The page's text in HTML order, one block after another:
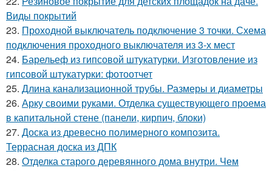
Виды покрытий
23. Проходной выключатель подключение 3 точки. Схема
подключения проходного выключателя из 3-х мест
24. Барельеф из гипсовой штукатурки. Изготовление из
гипсовой штукатурки: фотоотчет
25. Длина канализационной трубы. Размеры и диаметры
26. Арку своими руками. Отделка существующего проема
в капитальной стене (панели, кирпич, блоки)
27. Доска из древесно полимерного композита.
Террасная доска из ДПК
28. Отделка старого деревянного дома внутри. Чем